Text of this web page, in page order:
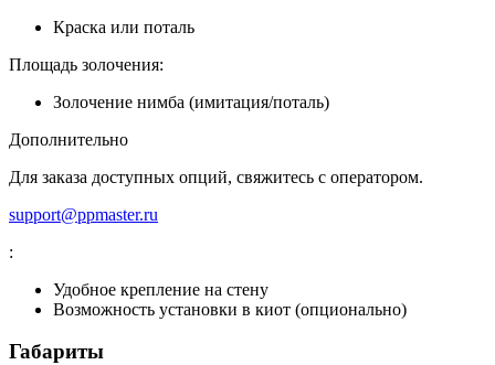
Краска или поталь
Площадь золочения:
Золочение нимба (имитация/поталь)
Дополнительно
Для заказа доступных опций, свяжитесь с оператором.
support@ppmaster.ru
:
Удобное крепление на стену
Возможность установки в киот (опционально)
Габариты